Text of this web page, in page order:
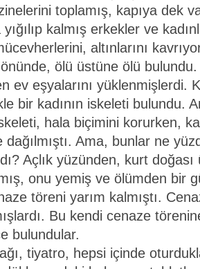
toplamış, kapıya dek
kalmış erkekler ve
altınlarını
önünde, ölü üstüne ölü
ev eşyalarını yüklenmişlerdi.
bir kadının iskeleti bulundu.
hala biçimini korurken,
Ama, bunlar ne
Açlık yüzünden, kurt
onu yemiş ve ölümden bir
töreni yarım kalmıştı.
Bu kendi cenaze
bulundular.
tiyatro, hepsi içinde